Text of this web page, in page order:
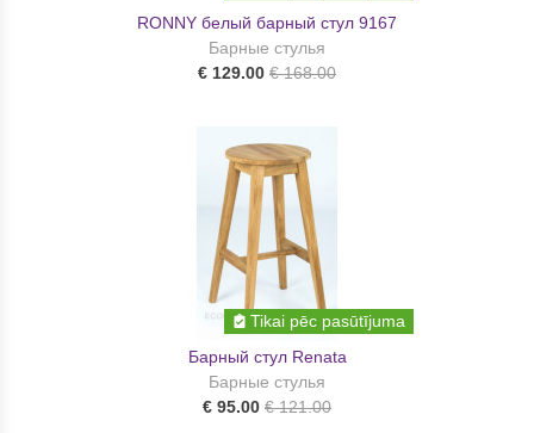
RONNY белый барный стул 9167
Барные стулья
€ 129.00 € 168.00
Tikai pēc pasūtījuma
Барный стул Renata
Барные стулья
€ 95.00 € 121.00